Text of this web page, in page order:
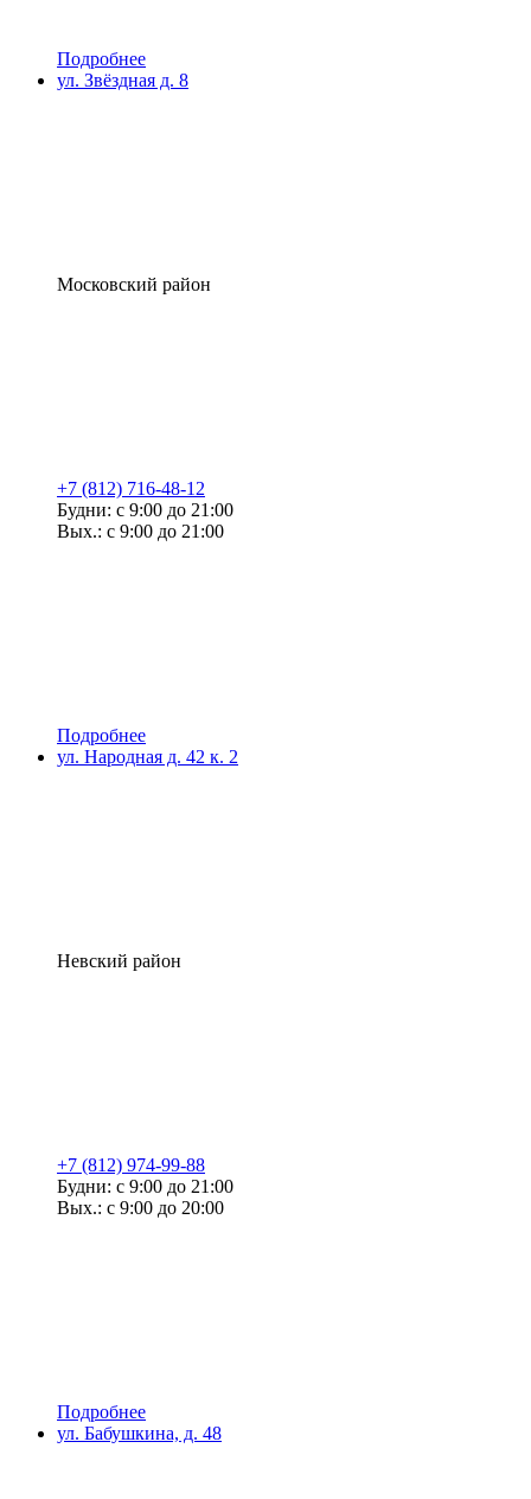
Подробнее
ул. Звёздная д. 8
Московский район
+7 (812) 716-48-12
Будни: с 9:00 до 21:00
Вых.: с 9:00 до 21:00
Подробнее
ул. Народная д. 42 к. 2
Невский район
+7 (812) 974-99-88
Будни: с 9:00 до 21:00
Вых.: с 9:00 до 20:00
Подробнее
ул. Бабушкина, д. 48